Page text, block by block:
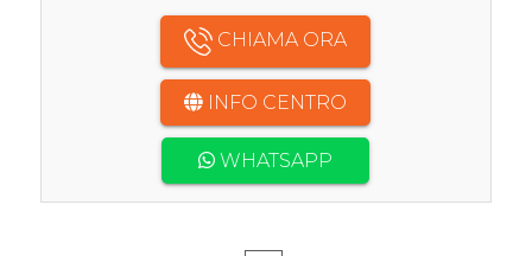
CHIAMA ORA
INFO CENTRO
WHATSAPP